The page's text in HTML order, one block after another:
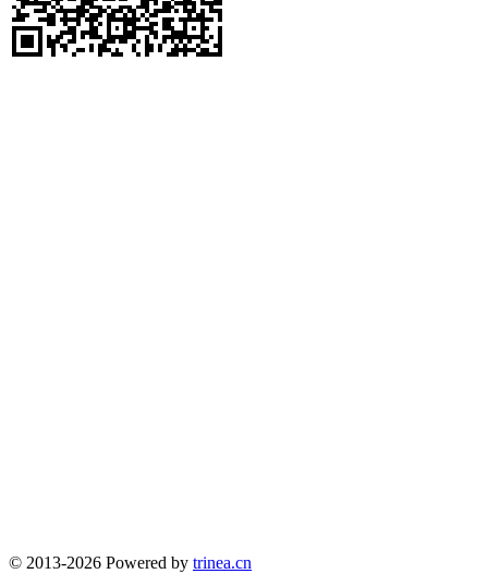
© 2013-2026 Powered by trinea.cn